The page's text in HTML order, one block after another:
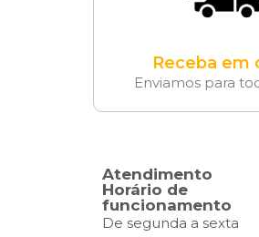
Receba em
Enviamos para
Atendimento
Horário de
funcionamento
De segunda a sexta